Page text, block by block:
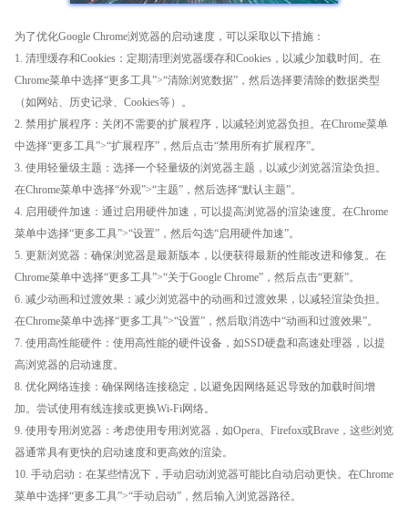
为了优化Google Chrome浏览器的启动速度，可以采取以下措施：
1. 清理缓存和Cookies：定期清理浏览器缓存和Cookies，以减少加载时间。在
Chrome菜单中选择“更多工具”>“清除浏览数据”，然后选择要清除的数据类型
（如网站、历史记录、Cookies等）。
2. 禁用扩展程序：关闭不需要的扩展程序，以减轻浏览器负担。在Chrome菜单
中选择“更多工具”>“扩展程序”，然后点击“禁用所有扩展程序”。
3. 使用轻量级主题：选择一个轻量级的浏览器主题，以减少浏览器渲染负担。
在Chrome菜单中选择“外观”>“主题”，然后选择“默认主题”。
4. 启用硬件加速：通过启用硬件加速，可以提高浏览器的渲染速度。在Chrome
菜单中选择“更多工具”>“设置”，然后勾选“启用硬件加速”。
5. 更新浏览器：确保浏览器是最新版本，以便获得最新的性能改进和修复。在
Chrome菜单中选择“更多工具”>“关于Google Chrome”，然后点击“更新”。
6. 减少动画和过渡效果：减少浏览器中的动画和过渡效果，以减轻渲染负担。
在Chrome菜单中选择“更多工具”>“设置”，然后取消选中“动画和过渡效果”。
7. 使用高性能硬件：使用高性能的硬件设备，如SSD硬盘和高速处理器，以提
高浏览器的启动速度。
8. 优化网络连接：确保网络连接稳定，以避免因网络延迟导致的加载时间增
加。尝试使用有线连接或更换Wi-Fi网络。
9. 使用专用浏览器：考虑使用专用浏览器，如Opera、Firefox或Brave，这些浏览
器通常具有更快的启动速度和更高效的渲染。
10. 手动启动：在某些情况下，手动启动浏览器可能比自动启动更快。在Chrome
菜单中选择“更多工具”>“手动启动”，然后输入浏览器路径。